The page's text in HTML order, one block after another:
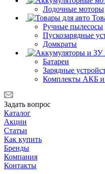
Лодочные моторы
Ручные пылесосы
Пускозарядные
Домкраты
Батареи
Зарядные
Комплекты АКБ
Задать вопрос
Каталог
Акции
Статьи
Как купить
Бренды
Компания
Контакты